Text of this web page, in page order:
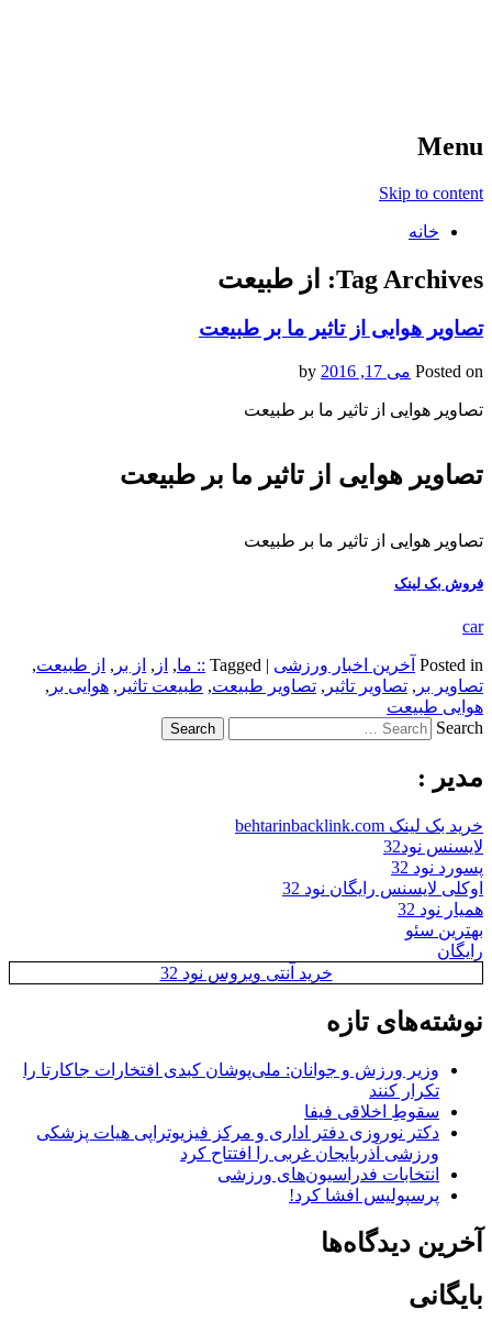
Menu
Skip to content
خانه
Tag Archives: از طبیعت
تصاویر هوایی از تاثیر ما بر طبیعت
Posted on می 17, 2016
تصاویر هوایی از تاثیر ما بر طبیعت
تصاویر هوایی از تاثیر ما بر طبیعت
تصاویر هوایی از تاثیر ما بر طبیعت
فروش بک لینک
car
Posted in آخرین اخبار ورزشی |
Tagged :: ما, از , از بر , از طبیعت,
تصاویر بر , تصاویر تاثیر , تصاویر طبیعت, طبیعت تاثیر , هوایی بر ,
هوایی طبیعت
Search
مدیر :
خرید بک لینک behtarinbacklink.com
لایسنس نود32
پسورد نود 32
اوکلی لایسنس رایگان نود 32
همیار نود 32
بهترین سئو
رایگان
خرید آنتی ویروس نود 32
نوشته‌های تازه
وزیر ورزش و جوانان: ملی‌پوشان کبدی افتخارات جاکارتا را
تکرار کنند
سقوطِ اخلاقی فیفا
دکتر نوروزی دفتر اداری و مرکز فیزیوتراپی هیات پزشکی
ورزشی آذربایجان غربی را افتتاح کرد
انتخابات فدراسیون‌های ورزشی
پرسپولیس افشا کرد!
آخرین دیدگاه‌ها
بایگانی